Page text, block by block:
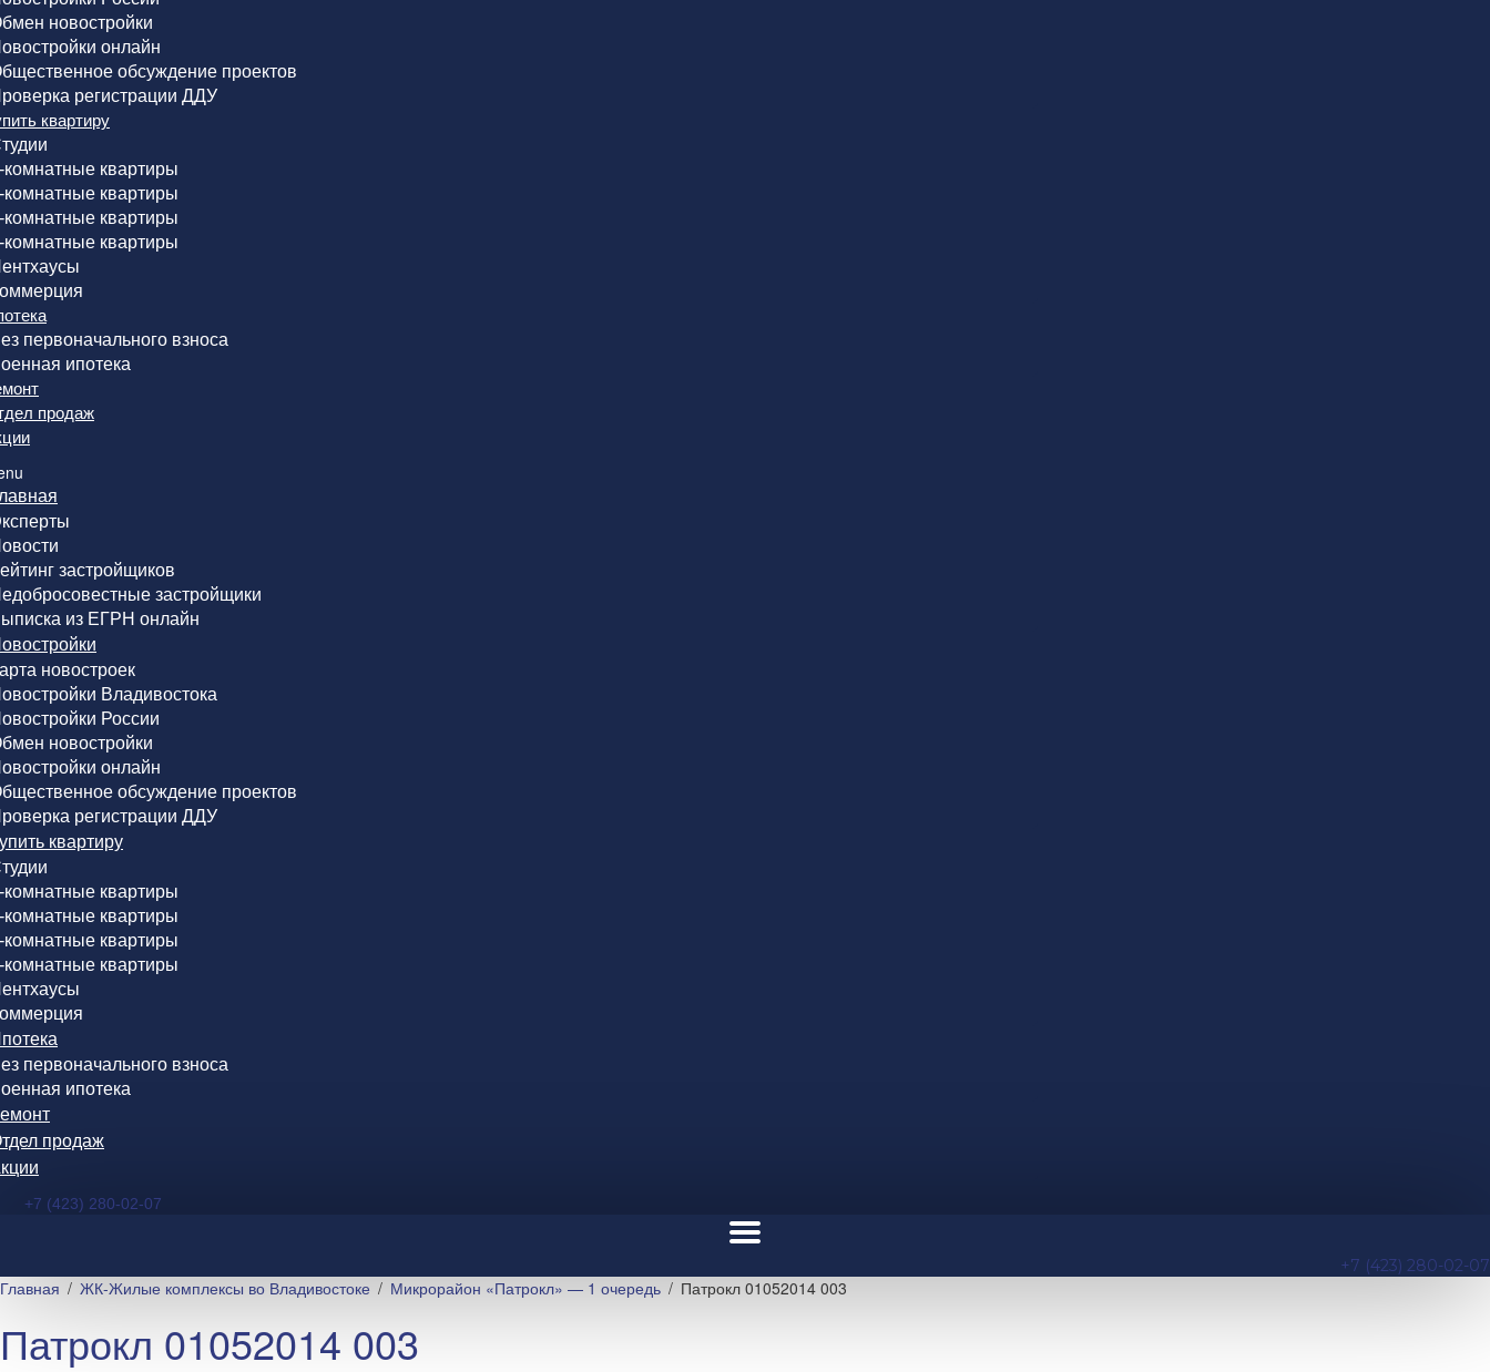
новостройки
онлайн
обсуждение проектов
регистрации ДДУ
квартиру
комнатные квартиры
комнатные квартиры
комнатные квартиры
комнатные квартиры
первоначального взноса
ипотека
продаж
застройщиков
застройщики
из ЕГРН онлайн
новостроек
Владивостока
России
новостройки
онлайн
обсуждение проектов
регистрации ДДУ
квартиру
комнатные квартиры
комнатные квартиры
комнатные квартиры
комнатные квартиры
первоначального взноса
ипотека
продаж
+7 (423) 280-02-07
+7 (423) 280-02-07
Главная ЖК-Жилые комплексы во Владивостоке Микрорайон «Патрокл» — 1 очередь Патрокл 01052014 003
Патрокл 01052014 003